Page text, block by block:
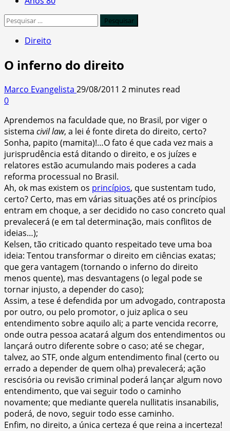
Pesquisar
Direito
O inferno do direito
Marco Evangelista 29/08/2011 2 minutes read
0
Aprendemos na faculdade que, no Brasil, por viger o
sistema civil law, a lei é fonte direta do direito, certo?
Sonha, papito (mamita)!…O fato é que cada vez mais a
jurisprudência está ditando o direito, e os juízes e
relatores estão acumulando mais poderes a cada
reforma processual no Brasil.
Ah, ok mas existem os princípios, que sustentam tudo,
certo? Certo, mas em várias situações até os princípios
entram em choque, a ser decidido no caso concreto qual
prevalecerá (e em tal determinação, mais conflitos de
ideias…);
Kelsen, tão criticado quanto respeitado teve uma boa
ideia: Tentou transformar o direito em ciências exatas;
que gera vantagem (tornando o inferno do direito
menos quente), mas desvantagens (o legal pode se
tornar injusto, a depender do caso);
Assim, a tese é defendida por um advogado, contraposta
por outro, ou pelo promotor, o juiz aplica o seu
entendimento sobre aquilo ali; a parte vencida recorre,
onde outra pessoa acatará algum dos entendimentos ou
lançará outro diferente sobre o caso; até se chegar,
talvez, ao STF, onde algum entendimento final (certo ou
errado a depender de quem olha) prevalecerá; ação
rescisória ou revisão criminal poderá lançar algum novo
entendimento, que vai seguir todo o caminho
novamente; que mediante querela nullitatis insanabilis,
poderá, de novo, seguir todo esse caminho.
Enfim, no direito, a única certeza é que reina a incerteza!